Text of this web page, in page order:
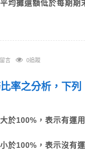
均攤還額低於每期期
言 0追蹤
率之分析，下列
於100%，表示有運
於100%，表示沒有